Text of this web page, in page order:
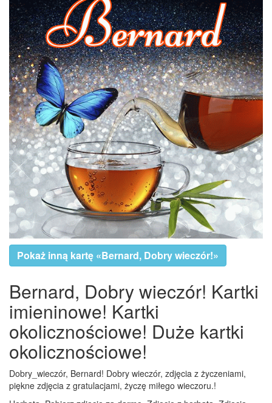
Pokaż inną kartę «Bernard, Dobry wieczór!»
Bernard, Dobry wieczór! Kartki
imieninowe! Kartki
okolicznościowe! Duże kartki
okolicznościowe!
Dobry_wieczór, Bernard! Dobry wieczór, zdjęcia z życzeniami,
piękne zdjęcia z gratulacjami, życzę miłego wieczoru.!